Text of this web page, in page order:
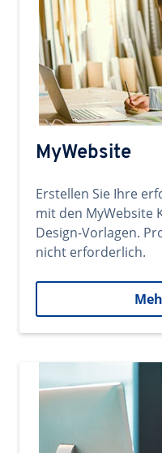
MyWebsite
Erstellen Sie Ihre
mit den MyWebsite
Design-Vorlagen.
nicht erforderlich.